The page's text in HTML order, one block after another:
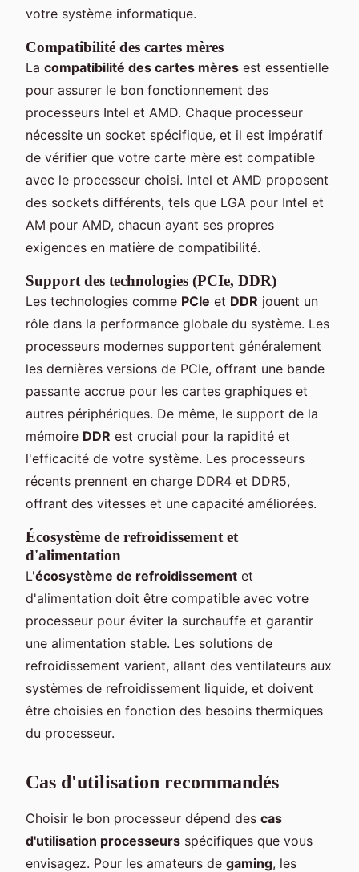
votre système informatique.
Compatibilité des cartes mères
La compatibilité des cartes mères est essentielle
pour assurer le bon fonctionnement des
processeurs Intel et AMD. Chaque processeur
nécessite un socket spécifique, et il est impératif
de vérifier que votre carte mère est compatible
avec le processeur choisi. Intel et AMD proposent
des sockets différents, tels que LGA pour Intel et
AM pour AMD, chacun ayant ses propres
exigences en matière de compatibilité.
Support des technologies (PCIe, DDR)
Les technologies comme PCIe et DDR jouent un
rôle dans la performance globale du système. Les
processeurs modernes supportent généralement
les dernières versions de PCIe, offrant une bande
passante accrue pour les cartes graphiques et
autres périphériques. De même, le support de la
mémoire DDR est crucial pour la rapidité et
l'efficacité de votre système. Les processeurs
récents prennent en charge DDR4 et DDR5,
offrant des vitesses et une capacité améliorées.
Écosystème de refroidissement et
d'alimentation
L'écosystème de refroidissement et
d'alimentation doit être compatible avec votre
processeur pour éviter la surchauffe et garantir
une alimentation stable. Les solutions de
refroidissement varient, allant des ventilateurs aux
systèmes de refroidissement liquide, et doivent
être choisies en fonction des besoins thermiques
du processeur.
Cas d'utilisation recommandés
Choisir le bon processeur dépend des cas
d'utilisation processeurs spécifiques que vous
envisagez. Pour les amateurs de gaming, les